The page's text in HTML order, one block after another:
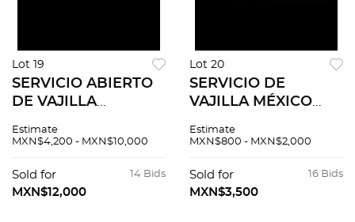
Lot 19
SERVICIO ABIERTO
DE VAJILLA
Elaborada en
Limoges Decorada
con cenefa de
Estimate
MXN$4,200 - MXN$10,000
14 Bids
Sold for
MXN$12,000
Lot 20
SERVICIO DE
VAJILLA MÉXICO
en cerámica blanca
Diseño cuadrado
Consta de 8 platos...
Estimate
MXN$800 - MXN$2,000
16 Bids
Sold for
MXN$3,500